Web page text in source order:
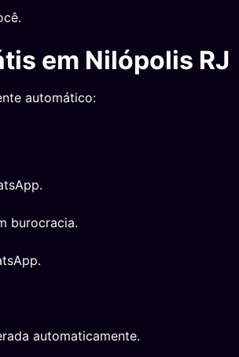
em Nilópolis RJ
automático:
burocracia.
automaticamente.